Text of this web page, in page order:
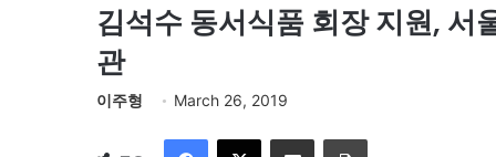
김석수 동서식품 회장 지원,
관
이주형 March 26, 2019
이메일